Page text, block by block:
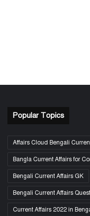
Popular Topics
Affairs Cloud Bengali
Bangla Current Affairs for
Bengali Current Affairs GK
Bengali Current Affairs
Current Affairs 2022 in